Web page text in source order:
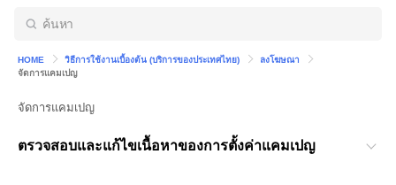
HOME วิธีการใช้งานเบื้องต้น (บริการของประเทศไทย)
ลงโฆษณา
จัดการแคมเปญ
จัดการแคมเปญ
ตรวจสอบและแก้ไขเนื้อหาของการตั้งค่าแคมเปญ